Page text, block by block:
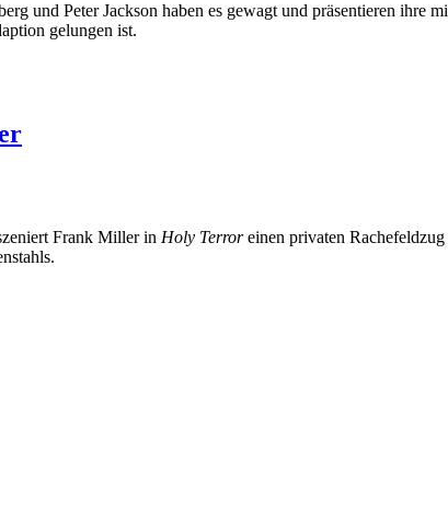
und Peter Jackson haben es gewagt und präsentieren ihre
gelungen ist.
Frank Miller in Holy Terroreinen privaten